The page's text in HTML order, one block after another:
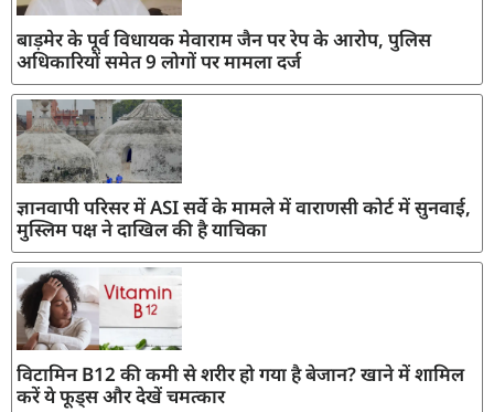
बाड़मेर के पूर्व विधायक मेवाराम जैन पर रेप के आरोप, पुलिस
अधिकारियों समेत 9 लोगों पर मामला दर्ज
ज्ञानवापी परिसर में ASI सर्वे के मामले में वाराणसी कोर्ट में सुनवाई,
मुस्लिम पक्ष ने दाखिल की है याचिका
विटामिन B12 की कमी से शरीर हो गया है बेजान? खाने में शामिल
करें ये फूड्स और देखें चमत्कार